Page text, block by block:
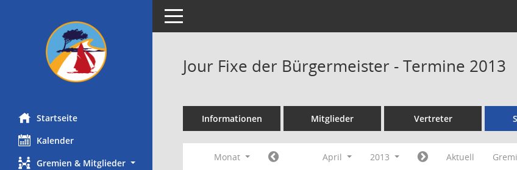
Startseite
Kalender
Gremien & Mitglieder
Toggle navigation
Jour Fixe der Bürgermeister - Termine 2013
Informationen Mitglieder Vertreter
Monat April 2013 Aktuell